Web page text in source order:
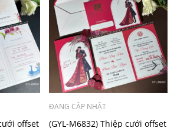
chưa bao gồm bản đồ, quý khách
đồ sẽ có mức phí 300 - 500 đồng 1
offset
ĐANG CẬP NHẬT
(GYL-M6832) Thiệp cưới offset